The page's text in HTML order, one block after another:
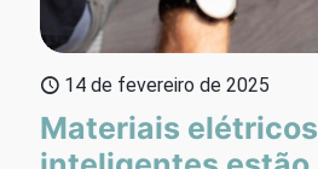
14 de fevereiro de 2025
Materiais elétricos